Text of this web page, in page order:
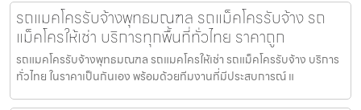
รถแมคโครรับจ้างพุทธมณฑล รถแม็คโครรับจ้าง รถ
แม็คโครให้เช่า บริการทุกพื้นที่ทั่วไทย ราคาถูก
รถแมคโครรับจ้างพุทธมณฑล รถแมคโครให้เช่า รถแม็คโครรับจ้าง บริการ
ทั่วไทย ในราคาเป็นกันเอง พร้อมด้วยทีมงานที่มีประสบการณ์ แ